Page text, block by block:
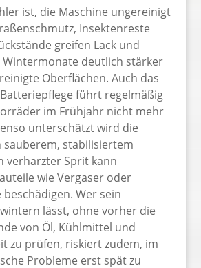
ist, die Maschine ungereinigt
Insektenreste
greifen Lack und
Wintermonate deutlich stärker
Oberflächen. Auch das
führt regelmäßig
im Frühjahr nicht mehr
unterschätzt wird die
sauberem, stabilisiertem
verharzter Sprit kann
wie Vergaser oder
Wer sein
lässt, ohne vorher die
von Öl, Kühlmittel und
zu prüfen, riskiert zudem, im
Probleme erst spät zu